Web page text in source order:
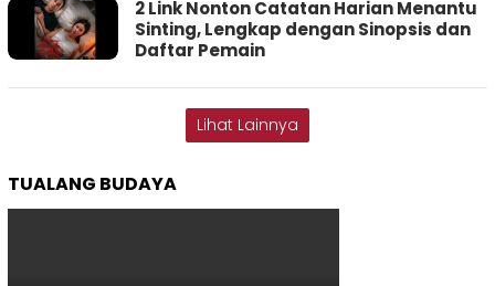
2 Link Nonton Catatan Harian Menantu
Sinting, Lengkap dengan Sinopsis dan
Daftar Pemain
Lihat Lainnya
TUALANG BUDAYA